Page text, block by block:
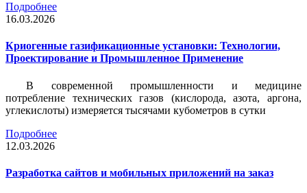
Подробнее
16.03.2026
Криогенные газификационные установки: Технологии,
Проектирование и Промышленное Применение
В современной промышленности и медицине
потребление технических газов (кислорода, азота, аргона,
углекислоты) измеряется тысячами кубометров в сутки
Подробнее
12.03.2026
Разработка сайтов и мобильных приложений на заказ